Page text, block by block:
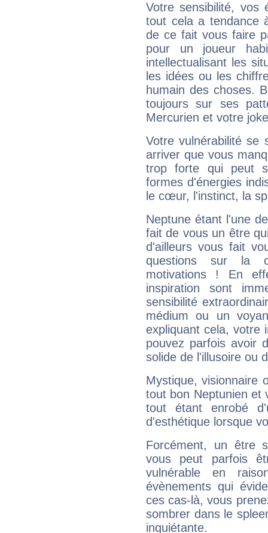
Votre sensibilité,
tout cela a tendance
de ce fait vous faire
pour un joueur
intellectualisant les
les idées ou les
humain des choses.
toujours sur ses
Mercurien et votre
Votre vulnérabilité se
arriver que vous
trop forte qui peut
formes d'énergies
le cœur, l'instinct, la
Neptune étant l'une
fait de vous un être
d'ailleurs vous fait
questions sur la
motivations ! En
inspiration sont
sensibilité
médium ou un
expliquant cela, votre
pouvez parfois avoir
solide de l'illusoire ou
Mystique, visionnaire
tout bon Neptunien et
tout étant enrobé
d'esthétique lorsque
Forcément, un être
vous peut parfois
vulnérable en
évènements qui
ces cas-là, vous
sombrer dans le
inquiétante.